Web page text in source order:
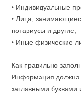
• Индивидуальные
• Лица,
нотариусы и другие;
• Иные физические
Как правильно
Информация должна
заглавными буквами